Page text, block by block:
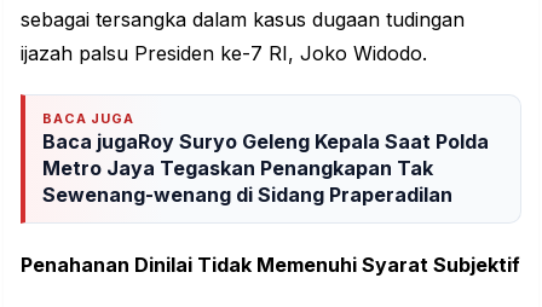
sebagai tersangka dalam kasus dugaan tudingan
ijazah palsu Presiden ke-7 RI, Joko Widodo.
BACA JUGA
Baca jugaRoy Suryo Geleng Kepala Saat Polda
Metro Jaya Tegaskan Penangkapan Tak
Sewenang-wenang di Sidang Praperadilan
Penahanan Dinilai Tidak Memenuhi Syarat Subjektif